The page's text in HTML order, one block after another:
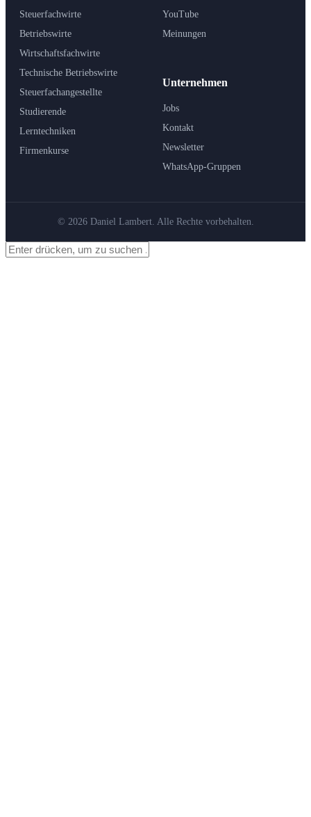
Steuerfachwirte
Betriebswirte
Wirtschaftsfachwirte
Technische Betriebswirte
Steuerfachangestellte
Studierende
Lerntechniken
Firmenkurse
YouTube
Meinungen
Unternehmen
Jobs
Kontakt
Newsletter
WhatsApp-Gruppen
© 2026 Daniel Lambert. Alle Rechte vorbehalten.